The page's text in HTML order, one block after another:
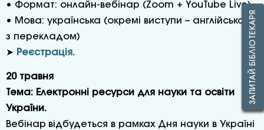
• Формат: онлайн-вебінар (Zoom + YouTube Live)
• Мова: українська (окремі виступи – англійською
з перекладом)
➤ Реєстрація.
20 травня
Тема: Електронні ресурси для науки та освіти
України.
Вебінар відбудеться в рамках Дня науки в Україні
ЗАПИТАЙ БІБЛІОТЕКАРЯ